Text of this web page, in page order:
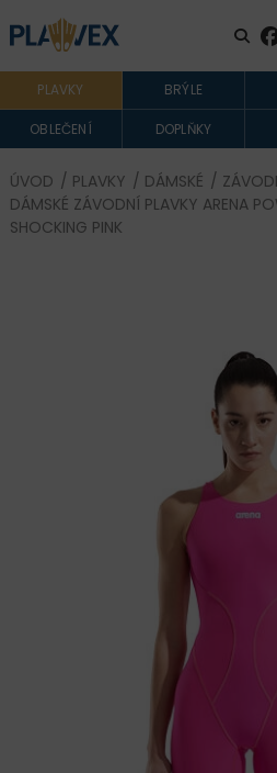
PLAVKY BRÝLE
OBLEČENÍ DOPLŇKY
ÚVOD / PLAVKY / DÁMSKÉ /
DÁMSKÉ ZÁVODNÍ PLAVKY ARENA
SHOCKING PINK